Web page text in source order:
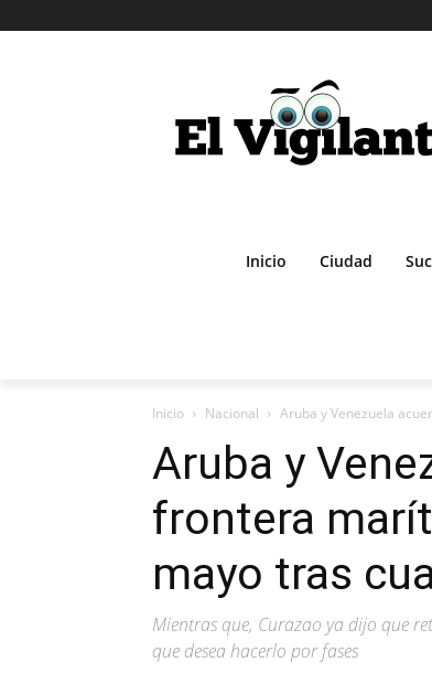
Inicio Ciudad
Inicio Nacional Aruba y Venezuela
Aruba y
frontera
mayo tras
Mientras que, Curazao ya dijo que
que desea hacerlo por fases